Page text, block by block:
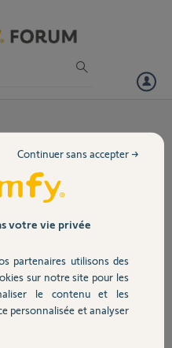
capteur solaire ne
quelques jours.
? ?
de luminosité sur mon
un seuil fixé à 8KLux) et
de de temps (plage
horaire spécifique dans la
journée) soient vérifiées,
que le capteur solaire ait
votre vie privée
partenaires utilisons des
sur notre site pour les
le contenu et les
personnalisée et analyser
Continuer sans accepter →